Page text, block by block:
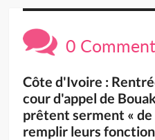
0
Côte d'Ivoire :
cour d'appel de
prêtent serment «
remplir leurs